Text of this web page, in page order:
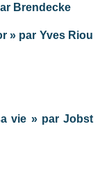
Brendecke
» par Yves Riou
vie » par Jobst